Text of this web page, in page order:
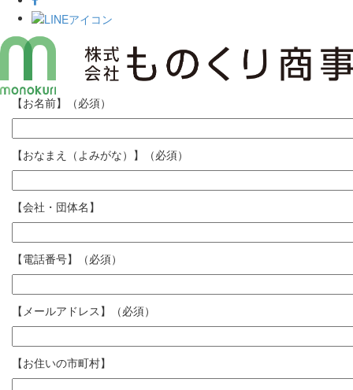
Skip【お名前】（必須）
【おなまえ（よみがな）】（必須）
【会社・団体名】
【電話番号】（必須）
【メールアドレス】（必須）
【お住いの市町村】